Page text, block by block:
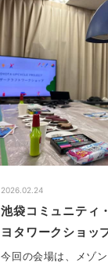
今回はそのうちの一
ボンニュートラル実
トします。
2026.02.24
池袋コミュニティ
ヨタワークショッ
今回の会場は、メゾ